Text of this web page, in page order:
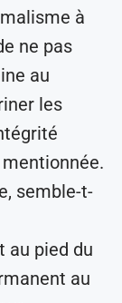
à
ne pas
au
les
semble-t-
au pied du
au